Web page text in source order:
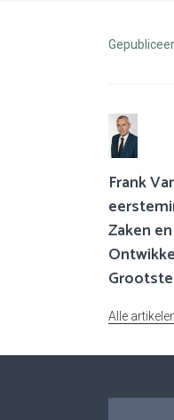
Frank
Zaken
Alle